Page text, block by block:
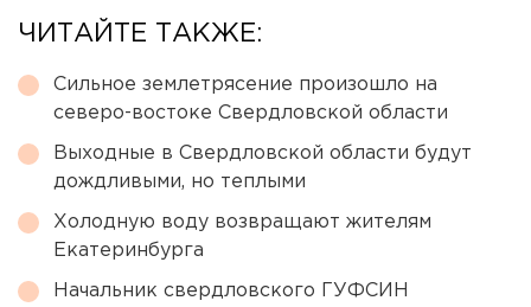
ЧИТАЙТЕ ТАКЖЕ:
Сильное землетрясение произошло на
северо-востоке Свердловской области
Выходные в Свердловской области будут
дождливыми, но теплыми
Холодную воду возвращают жителям
Екатеринбурга
Начальник свердловского ГУФСИН